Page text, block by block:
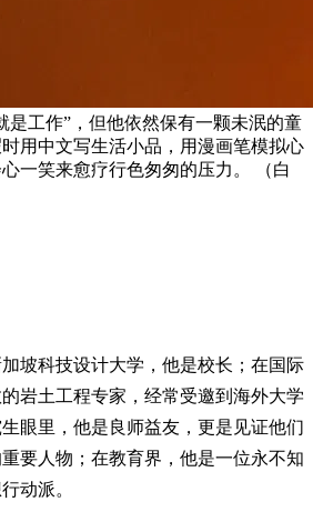
是工作”，但他依然保有一颗未泯的童
用中文写生活小品，用漫画笔模拟心
一笑来愈疗行色匆匆的压力。 （白
坡科技设计大学，他是校长；在国际
岩土工程专家，经常受邀到海外大学
眼里，他是良师益友，更是见证他们
要人物；在教育界，他是一位永不知
动派。